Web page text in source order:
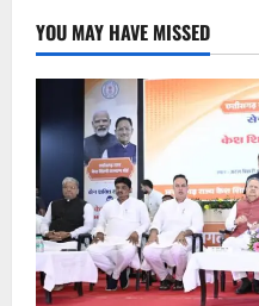
YOU MAY HAVE MISSED